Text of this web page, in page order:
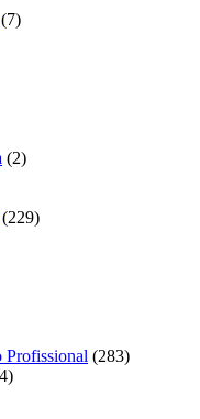
(7)
(2)
(229)
Profissional (283)